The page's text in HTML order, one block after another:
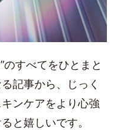
のすべてをひとまと
記事から、じっく
ンケアをより心強
と嬉しいです。